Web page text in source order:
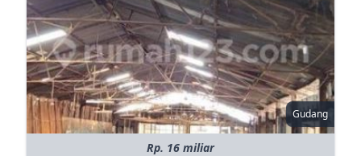
Gudang
Rp. 16 miliar